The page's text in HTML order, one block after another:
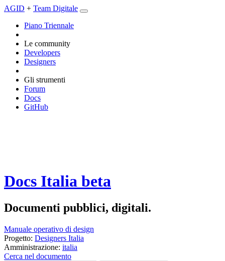
AGID + Team Digitale
Piano Triennale
Le community
Developers
Designers
Gli strumenti
Forum
Docs
GitHub
Docs Italia beta
Documenti pubblici, digitali.
Manuale operativo di design
Progetto: Designers Italia
Amministrazione: italia
Cerca nel documento